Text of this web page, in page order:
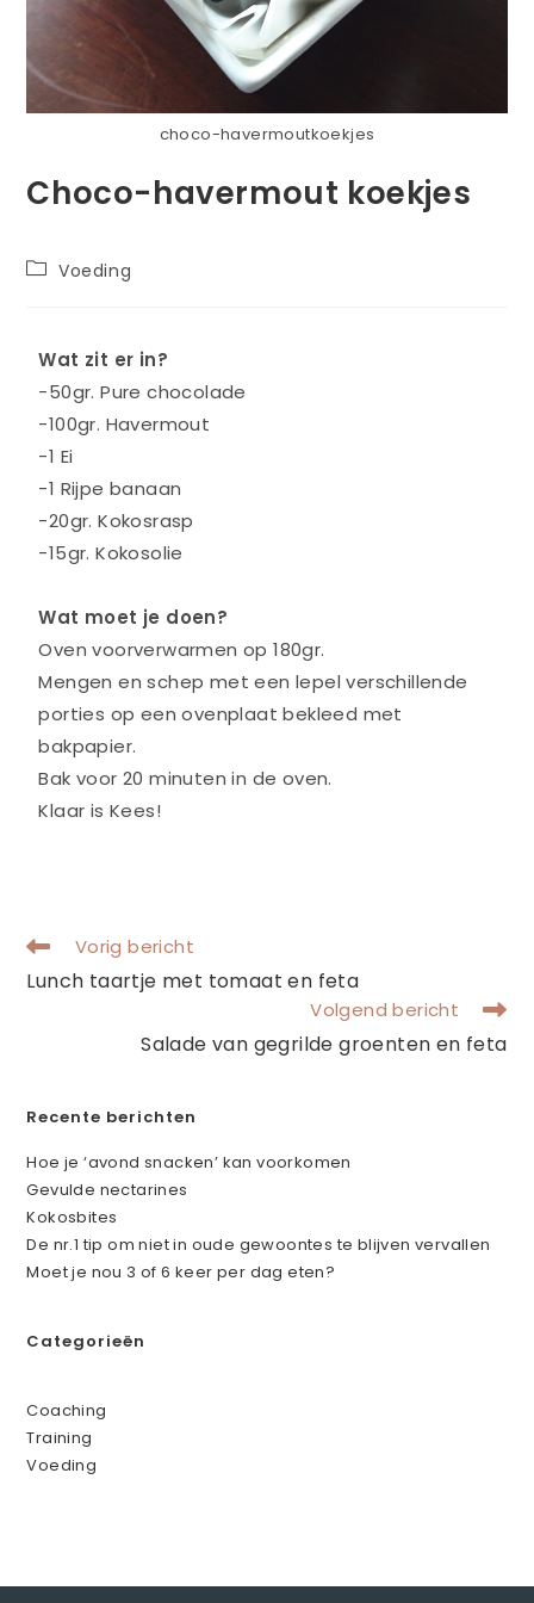
choco-havermoutkoekjes
Choco-havermout koekjes
Voeding
Wat zit er in?
-50gr. Pure chocolade
-100gr. Havermout
-1 Ei
-1 Rijpe banaan
-20gr. Kokosrasp
-15gr. Kokosolie
Wat moet je doen?
Oven voorverwarmen op 180gr.
Mengen en schep met een lepel verschillende
porties op een ovenplaat bekleed met
bakpapier.
Bak voor 20 minuten in de oven.
Klaar is Kees!
Vorig bericht
Lunch taartje met tomaat en feta
Volgend bericht
Salade van gegrilde groenten en feta
Recente berichten
Hoe je ‘avond snacken’ kan voorkomen
Gevulde nectarines
Kokosbites
De nr.1 tip om niet in oude gewoontes te blijven vervallen
Moet je nou 3 of 6 keer per dag eten?
Categorieën
Coaching
Training
Voeding